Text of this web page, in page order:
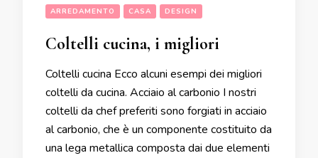
ARREDAMENTO CASA DESIGN
Coltelli cucina, i migliori
Coltelli cucina Ecco alcuni esempi dei migliori
coltelli da cucina. Acciaio al carbonio I nostri
coltelli da chef preferiti sono forgiati in acciaio
al carbonio, che è un componente costituito da
una lega metallica composta dai due elementi